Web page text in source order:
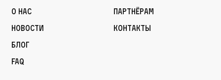
О нас
Новости
Блог
FAQ
Партнёрам
Контакты